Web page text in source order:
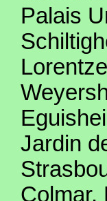
Palais
Jardin
Colmar,